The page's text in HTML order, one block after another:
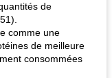
de
comme une
de meilleure
consommées